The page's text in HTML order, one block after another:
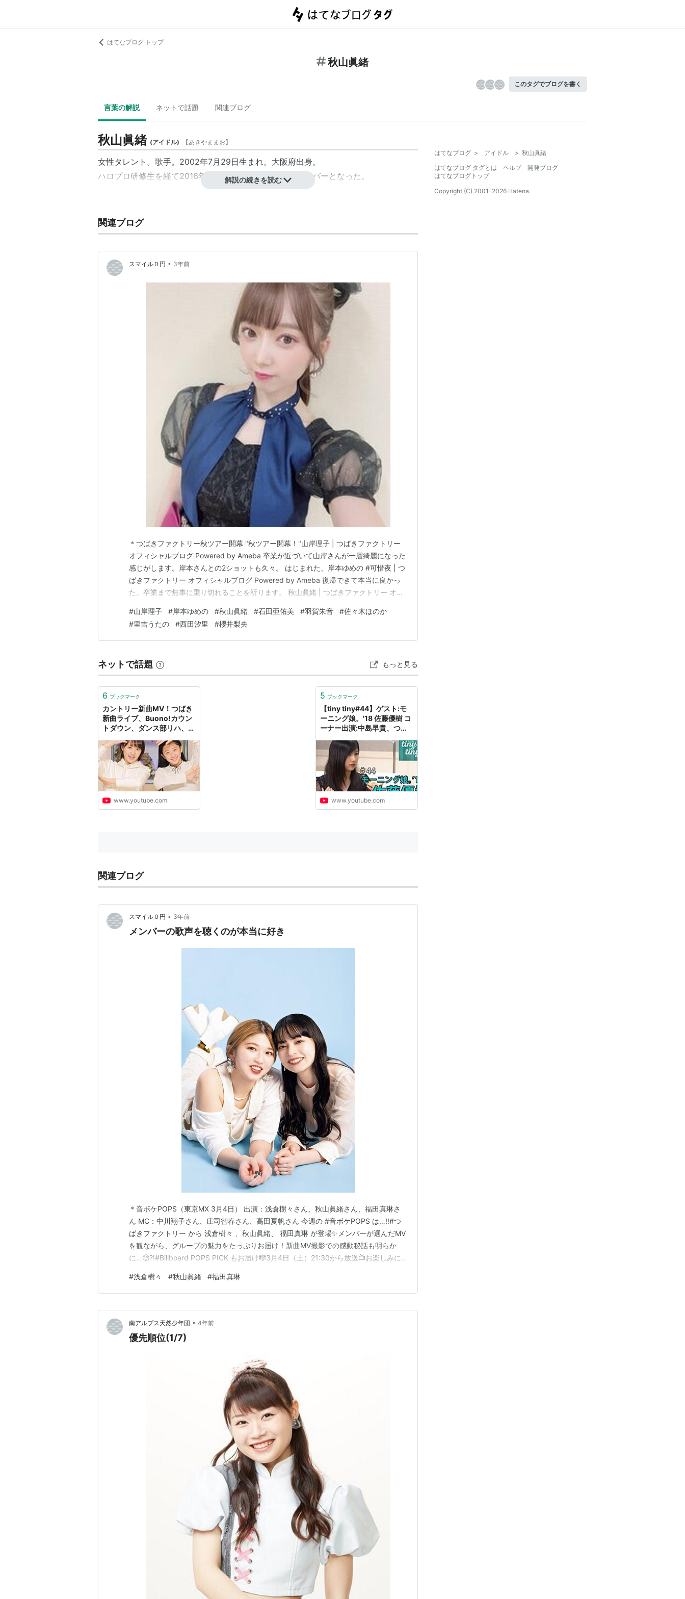
はてなブログ トップ
秋山眞緒
このタグでブログを書く
言葉の解説 ネットで話題 関連ブログ
秋山眞緒 (アイドル) 【あきやままお】
女性タレント。歌手。2002年7月29日生まれ。大阪府出身。
ハロプロ研修生を経て2016年につばきファクトリーのメンバーとなった。
解説の続きを読む
関連ブログ
スマイル０円 • 3年前
＊つばきファクトリー秋ツアー開幕 "秋ツアー開幕！"山岸理子 | つばきファクトリー
オフィシャルブログ Powered by Ameba 卒業が近づいて山岸さんが一層綺麗になった
感じがします。岸本さんとの2ショットも久々。 はじまれた、岸本ゆめの #可惜夜 | つ
ばきファクトリー オフィシャルブログ Powered by Ameba 復帰できて本当に良かっ
た。卒業まで無事に乗り切れることを祈ります。 秋山眞緒 | つばきファクトリー オフ
すように。（祈） この投稿をInstagramで見る つばきフ…
#山岸理子 #岸本ゆめの #秋山眞緒 #石田亜佑美 #羽賀朱音 #佐々木ほのか
#里吉うたの #西田汐里 #櫻井梨央
ネットで話題 もっと見る
6 ブックマーク
カントリー新曲MV！つばき
新曲ライブ、Buono!カウン
トダウン、ダンス部リハ、生
ジ MC：工藤遥・秋山眞緒
【ハロ！ステ#203】
www.youtube.com
5 ブックマーク
【tiny tiny#44】ゲスト:モ
ーニング娘。'18 佐藤優樹 コ
ーナー出演:中島早貴、つば
www.youtube.com
関連ブログ
スマイル０円 • 3年前
メンバーの歌声を聴くのが本当に好き
＊音ボケPOPS（東京MX 3月4日） 出演：浅倉樹々さん、秋山眞緒さん、福田真琳さ
ん MC：中川翔子さん、庄司智春さん、高田夏帆さん 今週の #音ボケPOPS は…‼️#つ
ばきファクトリー から 浅倉樹々 、秋山眞緒、 福田真琳 が登場✨メンバーが選んだMV
を観ながら、グループの魅力をたっぷりお届け！新曲MV撮影での感動秘話も明らか
に…🧐?!#Billboard POPS PICK もお届け🎼3月4日（土）21:30から放送📺お楽しみに
2023 📣土曜の夜は…
#浅倉樹々 #秋山眞緒 #福田真琳
南アルプス天然少年団 • 4年前
優先順位(1/7)
はてなブログ > アイドル > 秋山眞緒
はてなブログ タグとは
ヘルプ
開発ブログ
はてなブログトップ
Copyright (C) 2001-2026 Hatena.